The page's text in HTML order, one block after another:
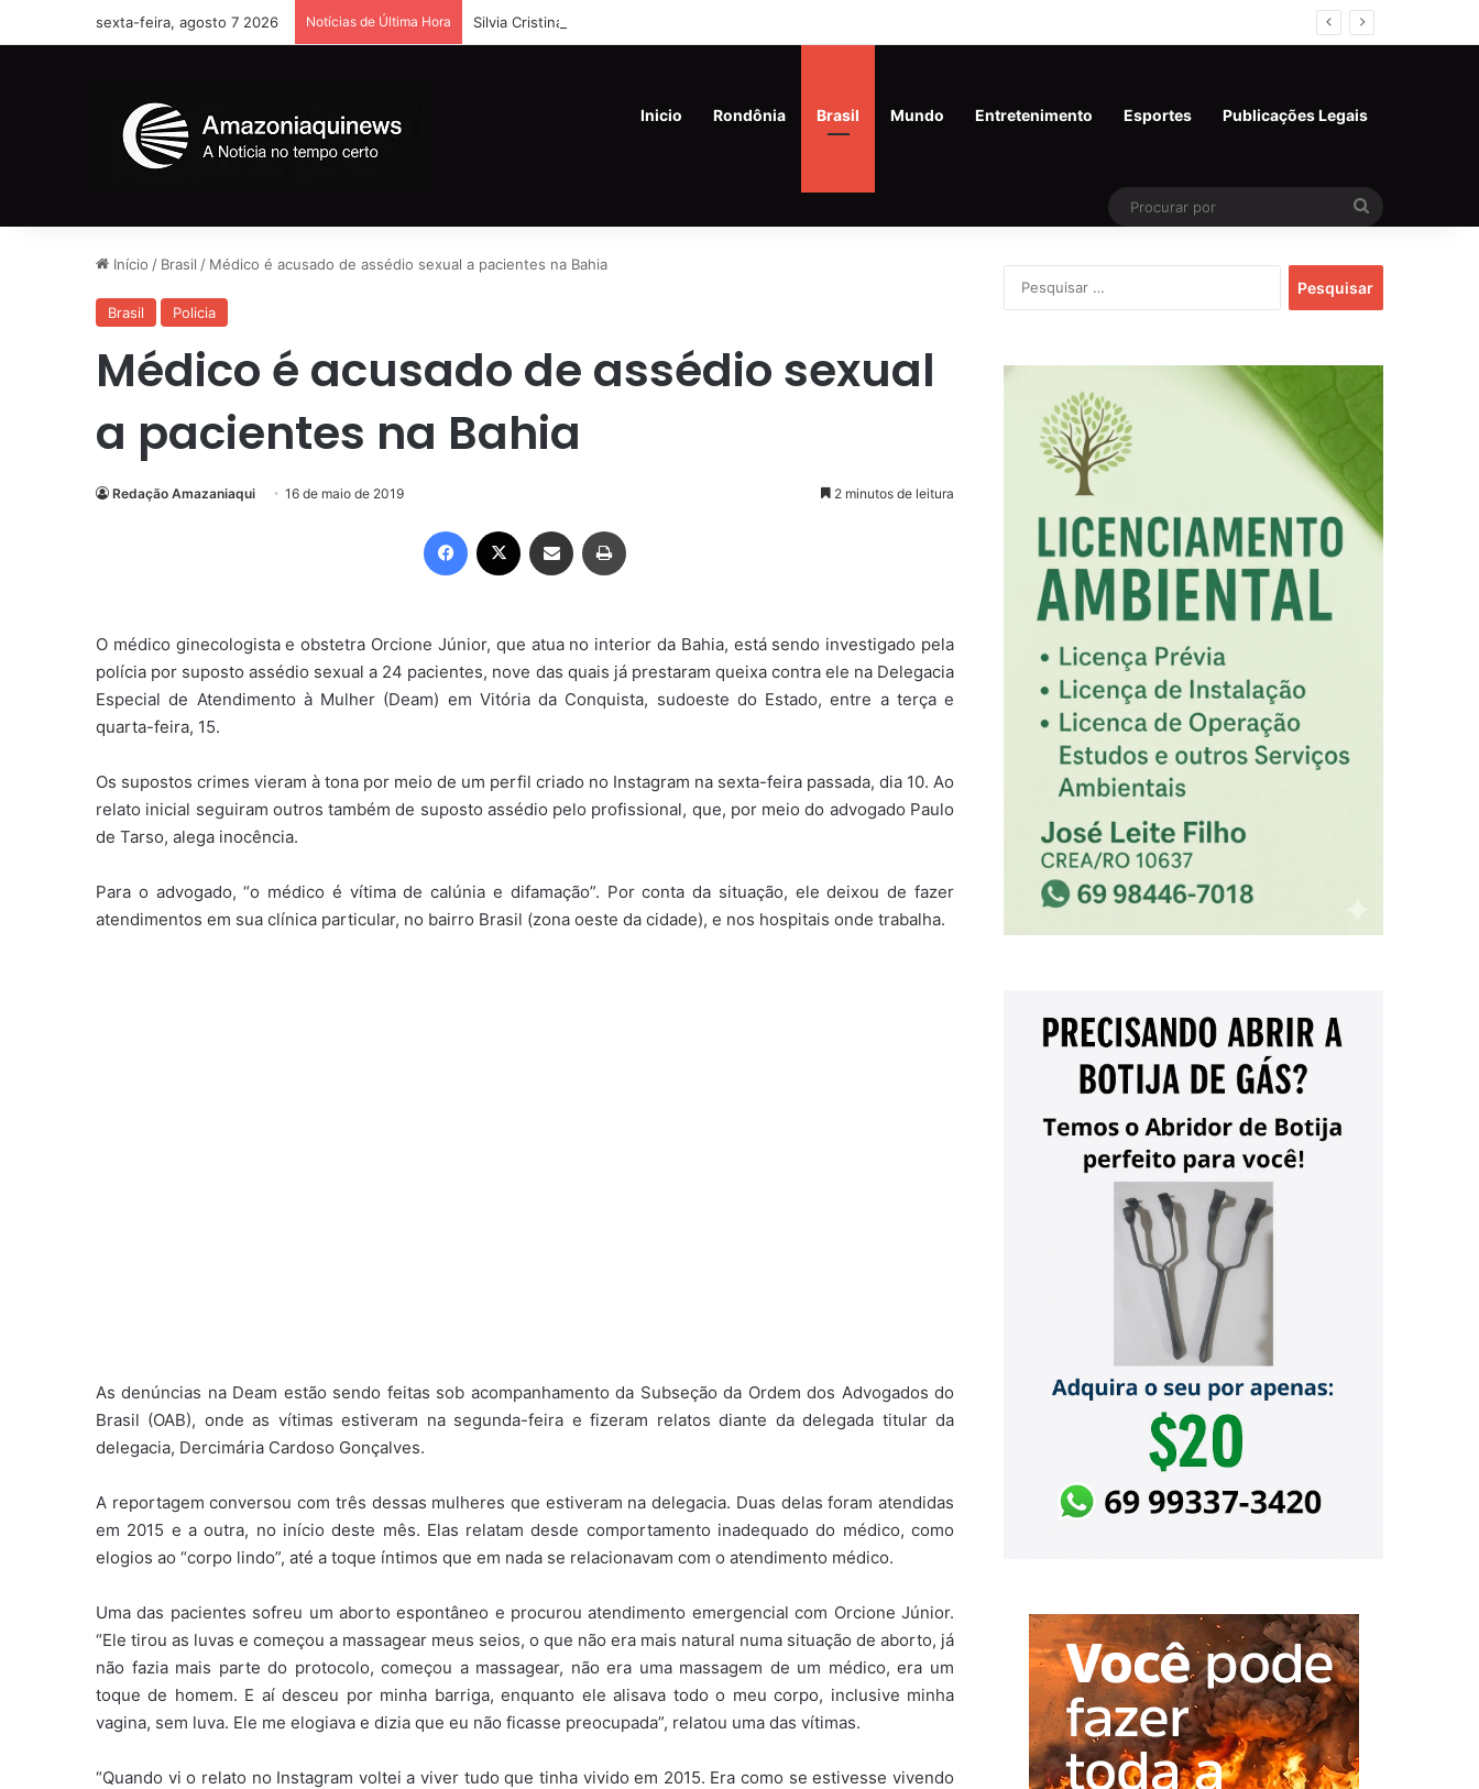
sexta-feira, agosto 7 2026 Notícias de Última Hora Silvia Cristina (21%) e Dr. Fernando Máximo (19%) Lideram Corrida Eleitoral em Rondônia
Inicio Rondônia Brasil Mundo Entretenimento Esportes Publicações Legais
Procurar
Início / Brasil / Médico é acusado de assédio sexual a pacientes na Bahia
Brasil Policia
Médico é acusado de assédio sexual
a pacientes na Bahia
Redação Amazaniaqui 16 de maio de 2019 2 minutos de leitura
Facebook Compartilhar via e-mail
O médico ginecologista e obstetra Orcione Júnior, que atua no interior da Bahia, está sendo investigado pela
polícia por suposto assédio sexual a 24 pacientes, nove das quais já prestaram queixa contra ele na Delegacia
Especial de Atendimento à Mulher (Deam) em Vitória da Conquista, sudoeste do Estado, entre a terça e
quarta-feira, 15.
Os supostos crimes vieram à tona por meio de um perfil criado no Instagram na sexta-feira passada, dia 10. Ao
relato inicial seguiram outros também de suposto assédio pelo profissional, que, por meio do advogado Paulo
de Tarso, alega inocência.
Para o advogado, “o médico é vítima de calúnia e difamação”. Por conta da situação, ele deixou de fazer
atendimentos em sua clínica particular, no bairro Brasil (zona oeste da cidade), e nos hospitais onde trabalha.
As denúncias na Deam estão sendo feitas sob acompanhamento da Subseção da Ordem dos Advogados do
Brasil (OAB), onde as vítimas estiveram na segunda-feira e fizeram relatos diante da delegada titular da
delegacia, Dercimária Cardoso Gonçalves.
A reportagem conversou com três dessas mulheres que estiveram na delegacia. Duas delas foram atendidas
em 2015 e a outra, no início deste mês. Elas relatam desde comportamento inadequado do médico, como
elogios ao “corpo lindo”, até a toque íntimos que em nada se relacionavam com o atendimento médico.
Uma das pacientes sofreu um aborto espontâneo e procurou atendimento emergencial com Orcione Júnior.
“Ele tirou as luvas e começou a massagear meus seios, o que não era mais natural numa situação de aborto, já
não fazia mais parte do protocolo, começou a massagear, não era uma massagem de um médico, era um
toque de homem. E aí desceu por minha barriga, enquanto ele alisava todo o meu corpo, inclusive minha
vagina, sem luva. Ele me elogiava e dizia que eu não ficasse preocupada”, relatou uma das vítimas.
“Quando vi o relato no Instagram voltei a viver tudo que tinha vivido em 2015. Era como se estivesse vivendo
por: